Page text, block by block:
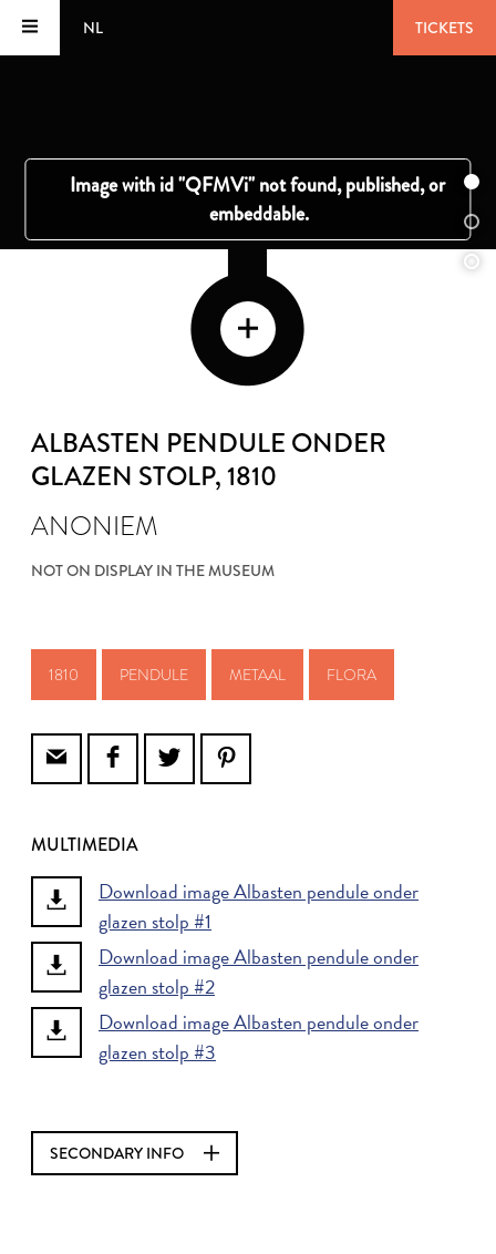
NL TICKETS
ALBASTEN PENDULE ONDER
GLAZEN STOLP, 1810
ANONIEM
NOT ON DISPLAY IN THE MUSEUM
1810 PENDULE METAAL FLORA
MULTIMEDIA
Download image Albasten pendule onder
glazen stolp #1
Download image Albasten pendule onder
glazen stolp #2
Download image Albasten pendule onder
glazen stolp #3
SECONDARY INFO